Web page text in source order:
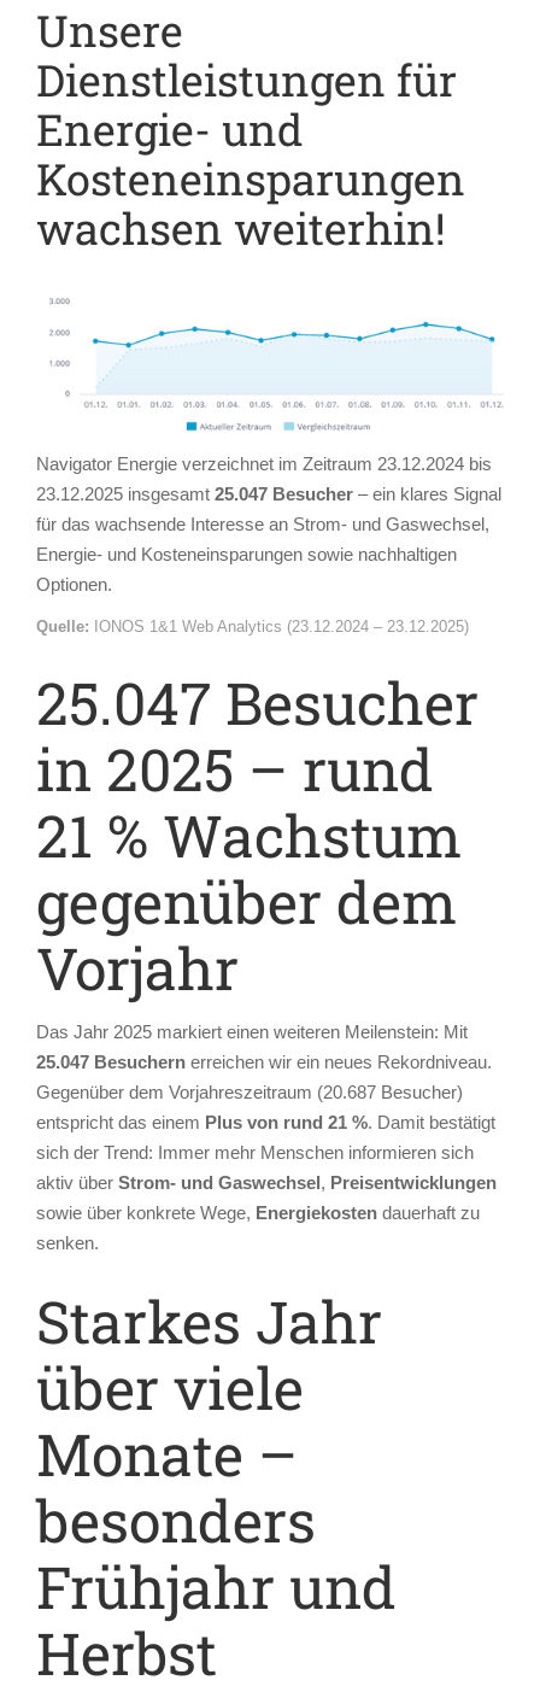
Unsere
Dienstleistungen für
Energie- und
Kosteneinsparungen
wachsen weiterhin!
Navigator Energie verzeichnet im Zeitraum 23.12.2024 bis
23.12.2025 insgesamt 25.047 Besucher – ein klares Signal
für das wachsende Interesse an Strom- und Gaswechsel,
Energie- und Kosteneinsparungen sowie nachhaltigen
Optionen.
Quelle: IONOS 1&1 Web Analytics (23.12.2024 – 23.12.2025)
25.047 Besucher
in 2025 – rund
21 % Wachstum
gegenüber dem
Vorjahr
Das Jahr 2025 markiert einen weiteren Meilenstein: Mit
25.047 Besuchern erreichen wir ein neues Rekordniveau.
Gegenüber dem Vorjahreszeitraum (20.687 Besucher)
entspricht das einem Plus von rund 21 %. Damit bestätigt
sich der Trend: Immer mehr Menschen informieren sich
aktiv über Strom- und Gaswechsel, Preisentwicklungen
sowie über konkrete Wege, Energiekosten dauerhaft zu
senken.
Starkes Jahr
über viele
Monate –
besonders
Frühjahr und
Herbst